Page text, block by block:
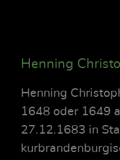
Henning
Henning
1648 oder 1649
27.12.1683 in